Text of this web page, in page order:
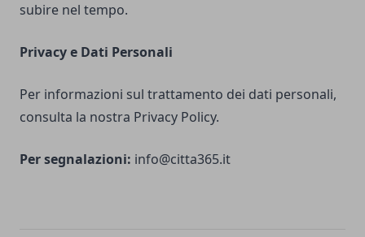
subire nel tempo.
Privacy e Dati Personali
Per informazioni sul trattamento dei dati personali,
consulta la nostra Privacy Policy.
Per segnalazioni: info@citta365.it